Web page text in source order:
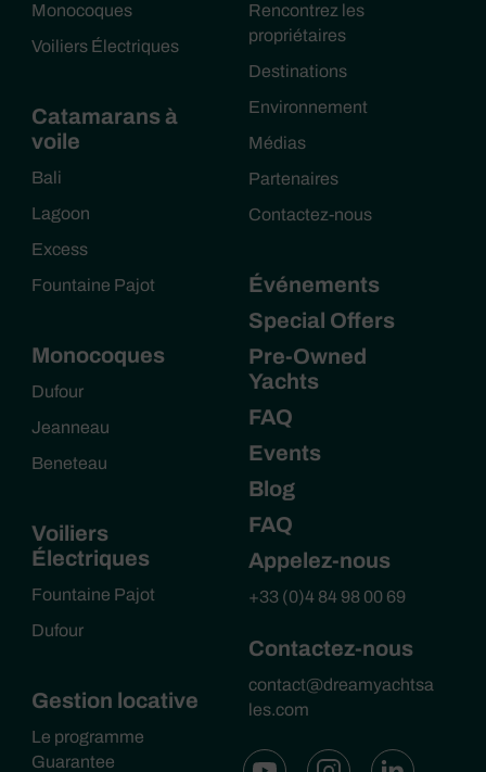
Monocoques
Voiliers Électriques
Catamarans à
voile
Bali
Lagoon
Excess
Fountaine Pajot
Monocoques
Dufour
Jeanneau
Beneteau
Voiliers
Électriques
Fountaine Pajot
Dufour
Gestion locative
Le programme
Guarantee
Rencontrez les
propriétaires
Destinations
Environnement
Médias
Partenaires
Contactez-nous
Événements
Special Offers
Pre-Owned
Yachts
FAQ
Events
Blog
FAQ
Appelez-nous
+33 (0)4 84 98 00 69
Contactez-nous
contact@dreamyachtsa
les.com